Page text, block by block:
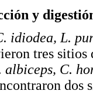
y
idiodea, L.
tres
albiceps, C.
dos